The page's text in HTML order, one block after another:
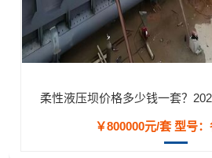
柔性液压坝价格多少钱一套？
￥800000元/套型号